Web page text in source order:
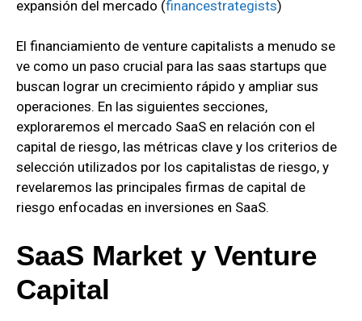
expansión del mercado (financestrategists)
El financiamiento de venture capitalists a menudo se
ve como un paso crucial para las saas startups que
buscan lograr un crecimiento rápido y ampliar sus
operaciones. En las siguientes secciones,
exploraremos el mercado SaaS en relación con el
capital de riesgo, las métricas clave y los criterios de
selección utilizados por los capitalistas de riesgo, y
revelaremos las principales firmas de capital de
riesgo enfocadas en inversiones en SaaS.
SaaS Market y Venture
Capital